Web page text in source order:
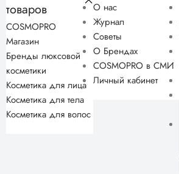
товаров
COSMOPRO
Магазин
Бренды люксовой
косметики
Косметика для лица
Косметика для тела
Косметика для волос
О нас
Журнал
Советы
О Брендах
COSMOPRO в СМИ
Личный кабинет